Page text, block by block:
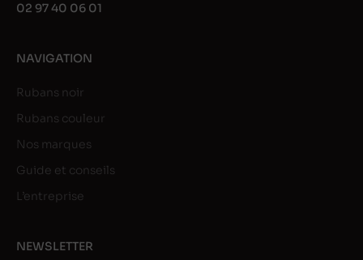
02 97 40 06 01
NAVIGATION
Rubans noir
Rubans couleur
Nos marques
Guide et conseils
L’entreprise
NEWSLETTER